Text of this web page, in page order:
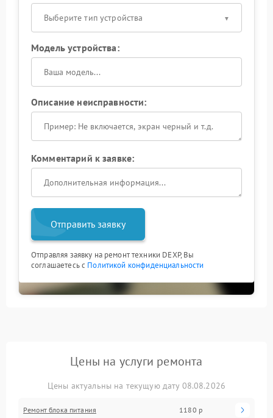
Выберите тип устройства
Модель устройства:
Описание неисправности:
Комментарий к заявке:
Отправить заявку
Отправляя заявку на ремонт техники DEXP, Вы
соглашаетесь с Политикой конфиденциальности
Цены на услуги ремонта
Цены актуальны на текущую дату 08.08.2026
Ремонт блока питания 1180 р